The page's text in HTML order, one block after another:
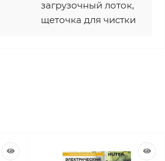
загрузочный лоток,
щеточка для чистки